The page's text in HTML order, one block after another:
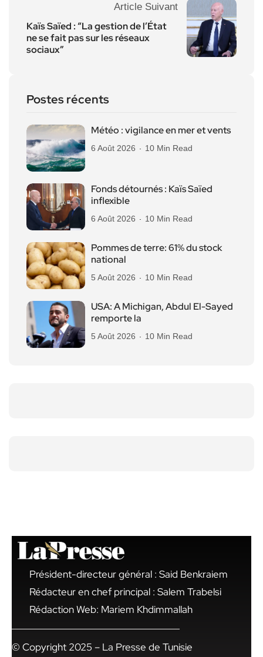
Article Suivant
Kaïs Saïed : “La gestion de l’État
ne se fait pas sur les réseaux
sociaux”
Postes récents
Météo : vigilance en mer et vents
6 Août 2026 10 Min Read
Fonds détournés : Kaïs Saïed
inflexible
6 Août 2026 10 Min Read
Pommes de terre: 61% du stock
national
5 Août 2026 10 Min Read
USA: A Michigan, Abdul El-Sayed
remporte la
5 Août 2026 10 Min Read
Président-directeur général : Said Benkraiem
Rédacteur en chef principal : Salem Trabelsi
Rédaction Web: Mariem Khdimmallah
© Copyright 2025 – La Presse de Tunisie